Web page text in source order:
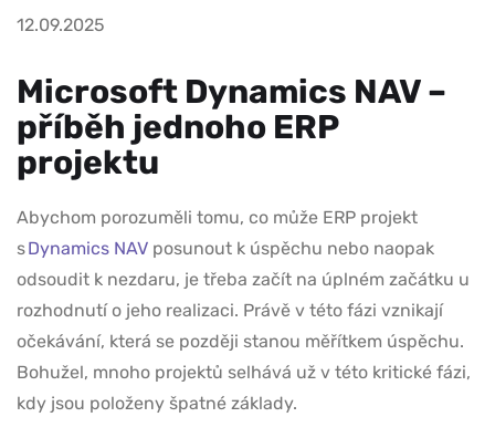
12.09.2025
Microsoft Dynamics NAV –
příběh jednoho ERP
projektu
Abychom porozuměli tomu, co může ERP projekt
sDynamics NAV posunout k úspěchu nebo naopak
odsoudit k nezdaru, je třeba začít na úplném začátku u
rozhodnutí o jeho realizaci. Právě v této fázi vznikají
očekávání, která se později stanou měřítkem úspěchu.
Bohužel, mnoho projektů selhává už v této kritické fázi,
kdy jsou položeny špatné základy.